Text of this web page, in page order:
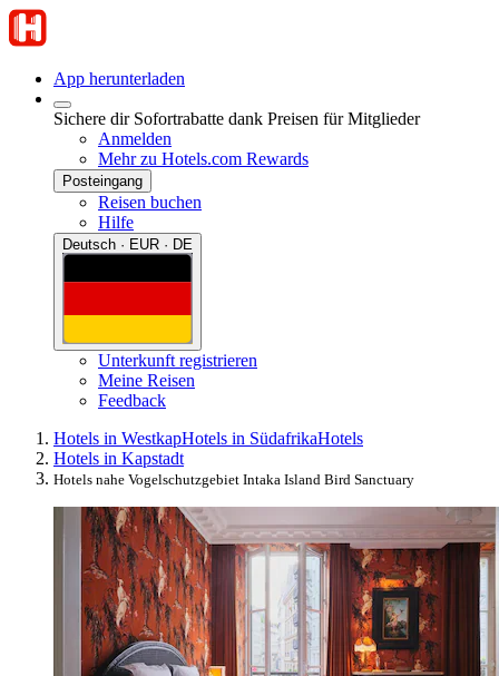
App herunterladen
Sichere dir Sofortrabatte dank Preisen für Mitglieder
Anmelden
Mehr zu Hotels.com Rewards
Posteingang
Reisen buchen
Hilfe
Deutsch · EUR · DE
Unterkunft registrieren
Meine Reisen
Feedback
Hotels in WestkapHotels in SüdafrikaHotels
Hotels in Kapstadt
Hotels nahe Vogelschutzgebiet Intaka Island Bird Sanctuary